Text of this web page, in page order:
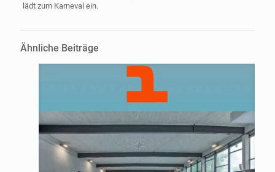
lädt zum Karneval ein.
Ähnliche Beiträge